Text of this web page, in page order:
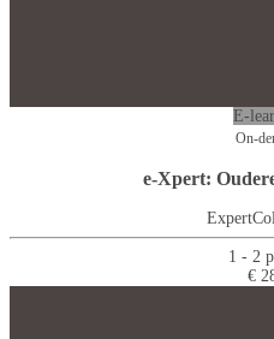
E-
On-
e-Xpert:
1 - 2
€